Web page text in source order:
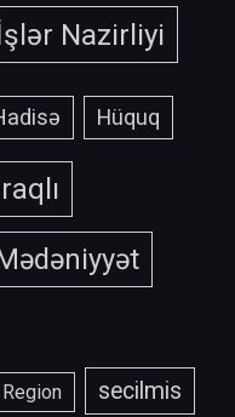
Nazirliyi
Hüquq
Region secilmis